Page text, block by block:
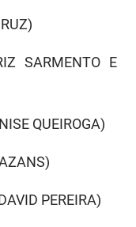
SARMENTO E
QUEIROGA)
PEREIRA)